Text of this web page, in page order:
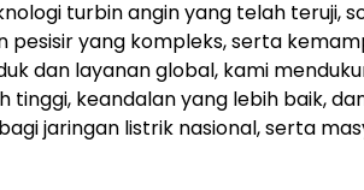
turbin angin yang telah teruji,
pesisir yang kompleks, serta
dan layanan global, kami
tinggi, keandalan yang lebih baik,
jaringan listrik nasional, serta